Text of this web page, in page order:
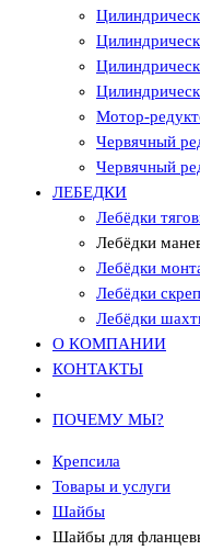
Мотор-
Червячный
Червячный
ЛЕБЕДКИ
Лебёдки
Лебёдки
Лебёдки
Лебёдки
Лебёдки
О КОМПАНИИ
КОНТАКТЫ
ПОЧЕМУ МЫ?
Крепсила
Товары и услуги
Шайбы
Шайбы для